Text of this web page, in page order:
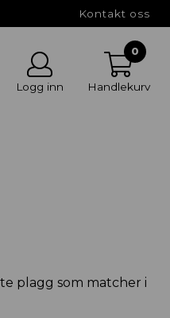
Kontakt oss
Logg inn
0
Handlekurv
plagg som matcher i